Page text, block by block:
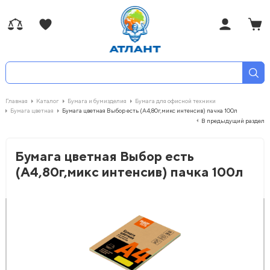
Главная Каталог Бумага и бумизделия
Бумага для офисной техники
Бумага цветная
Бумага цветная Выбор есть (А4,80г,микс интенсив) пачка 100л
В предыдущий раздел
Бумага цветная Выбор есть
(А4,80г,микс интенсив) пачка 100л